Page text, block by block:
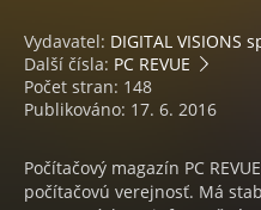
Vydavatel: DIGITAL VISIONS
Další čísla: PC REVUE
Počet stran: 148
Publikováno: 17. 6. 2016
Počítačový magazín PC
počítačovú verejnosť. Má